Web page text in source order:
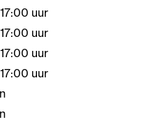
uur
uur
uur
uur